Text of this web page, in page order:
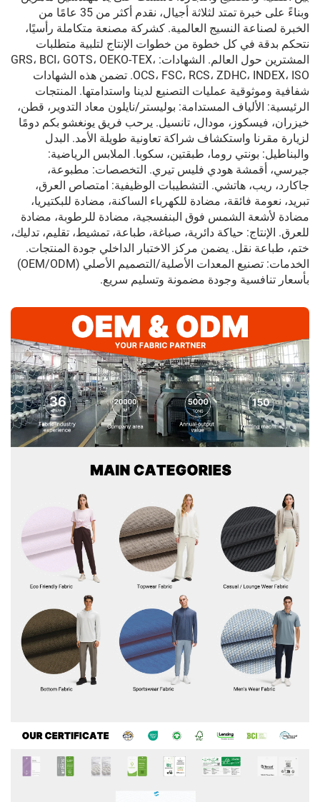
وبناءً على خبرة تمتد لثلاثة أجيال، نقدم أكثر من 35 عامًا من
الخبرة لصناعة النسيج العالمية. كشركة مصنعة متكاملة رأسيًا،
نتحكم بدقة في كل خطوة من خطوات الإنتاج لتلبية متطلبات
المشترين حول العالم. الشهادات: GRS، BCI، GOTS، OEKO-TEX،
OCS، FSC، RCS، ZDHC، INDEX، ISO. تضمن هذه الشهادات
شفافية وموثوقية عمليات التصنيع لدينا واستدامتها. المنتجات
الرئيسية: الألياف المستدامة: بوليستر/نايلون معاد التدوير، قطن،
خيزران، فيسكوز، مودال، تانسيل. يرحب فريق يونغشو بكم دومًا
لزيارة مقرنا واستكشاف شراكة تعاونية طويلة الأمد. البدل
والبناطيل: بونتي روما، طبقتين، سكوبا. الملابس الرياضية:
جيرسي، أقمشة هودي فليس تيري. التخصصات: مطبوعة،
جاكارد، ريب، هاتشي. التشطيبات الوظيفية: امتصاص العرق،
تبريد، نعومة فائقة، مضادة للكهرباء الساكنة، مضادة للبكتيريا،
مضادة لأشعة الشمس فوق البنفسجية، مضادة للرطوبة، مضادة
للعرق. الإنتاج: حياكة دائرية، صباغة، طباعة، تمشيط، تقليم، تدليك،
ختم، طباعة نقل. يضمن مركز الاختبار الداخلي جودة المنتجات.
الخدمات: تصنيع المعدات الأصلية/التصميم الأصلي (OEM/ODM)
بأسعار تنافسية وجودة مضمونة وتسليم سريع.